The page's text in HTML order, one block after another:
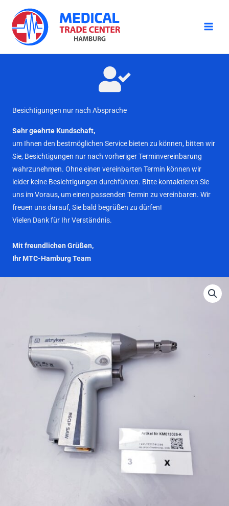
Inhalt
springen
Besichtigungen nur nach Absprache
Sehr geehrte Kundschaft,
um Ihnen den bestmöglichen Service bieten zu können, bitten wir
Sie, Besichtigungen nur nach vorheriger Terminvereinbarung
wahrzunehmen. Ohne einen vereinbarten Termin können wir
leider keine Besichtigungen durchführen. Bitte kontaktieren Sie
uns im Voraus, um einen passenden Termin zu vereinbaren. Wir
freuen uns darauf, Sie bald begrüßen zu dürfen!
Vielen Dank für Ihr Verständnis.
Mit freundlichen Grüßen,
Ihr MTC-Hamburg Team